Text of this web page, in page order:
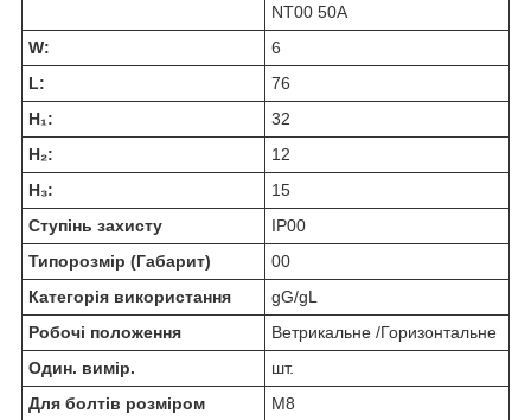
NT00 50А
W:
6
L:
76
H₁:
32
H₂:
12
H₃:
15
Ступінь захисту
IP00
Типорозмір (Габарит)
00
Категорія використання
gG/gL
Робочі положення
Ветрикальне /Горизонтальне
Один. вимір.
шт.
Для болтів розміром
М8